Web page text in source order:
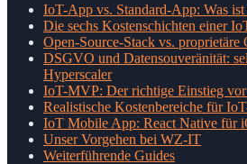
IoT-App vs. Standard-App: Was
Die sechs Kostenschichten einer
Open-Source-Stack vs. proprietäre
DSGVO und Datensouveränität:
Hyperscaler
IoT-MVP: Der richtige Einstieg
Realistische Kostenbereiche für
IoT Mobile App: React Native für
Unser Vorgehen bei WZ-IT
Weiterführende Guides